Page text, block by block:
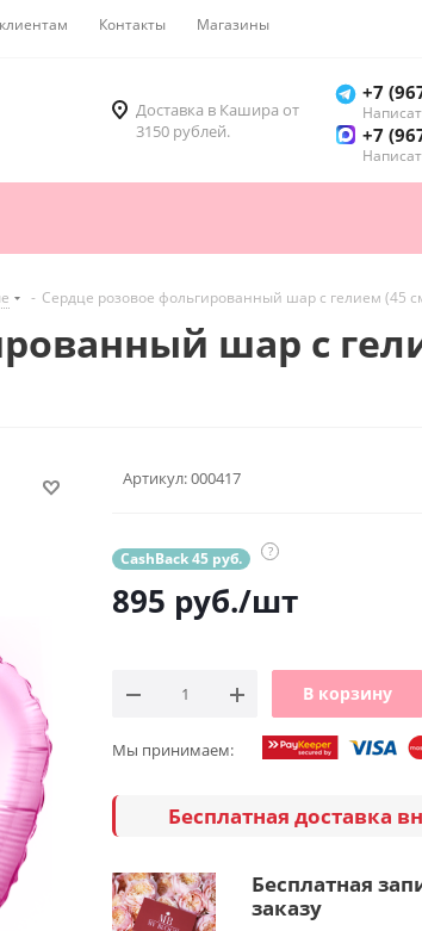
Контакты Магазины
Доставка в Кашира от
3150 рублей.
+7
+7
- Сердце розовое фольгированный шар с гелием (45
шар с
Артикул:000417
CashBack 45 руб. ?
895 руб./шт
В корзину
Мы принимаем:
Бесплатная доставка
Бесплатная
заказу